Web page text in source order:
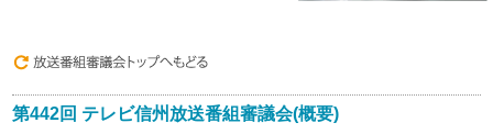
放送番組基準
放送番組の種別
第442回 テレビ信州放送番組審議会(概要)